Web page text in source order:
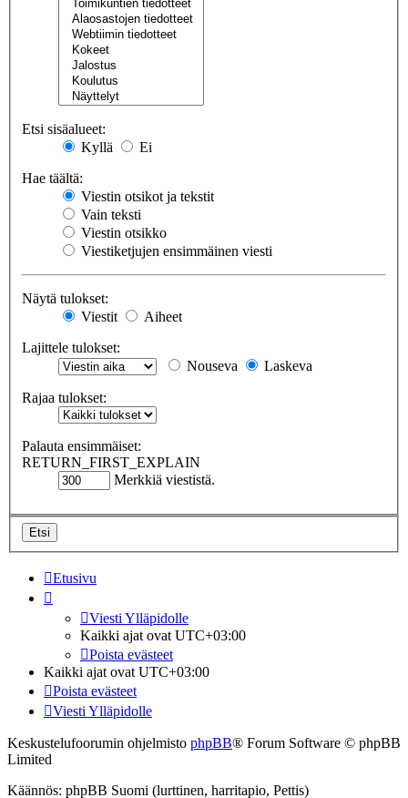
Etsi sisäalueet:
Kyllä
Ei
Hae täältä:
Viestin otsikot ja tekstit
Vain teksti
Viestin otsikko
Viestiketjujen ensimmäinen viesti
Näytä tulokset:
Viestit
Aiheet
Lajittele tulokset:
Nouseva
Laskeva
Rajaa tulokset:
Palauta ensimmäiset:
RETURN_FIRST_EXPLAIN
Merkkiä viestistä.
Etusivu
Viesti Ylläpidolle
Kaikki ajat ovat UTC+03:00
Poista evästeet
Kaikki ajat ovat UTC+03:00
Poista evästeet
Viesti Ylläpidolle
Keskustelufoorumin ohjelmisto phpBB® Forum Software © phpBB
Limited
Käännös: phpBB Suomi (lurttinen, harritapio, Pettis)